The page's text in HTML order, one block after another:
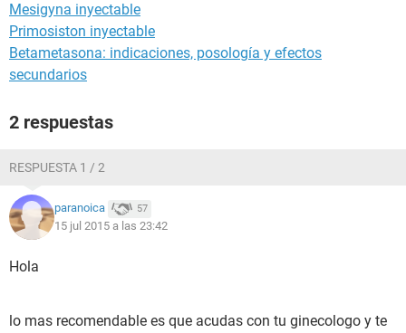
Mesigyna inyectable
Primosiston inyectable
Betametasona: indicaciones, posología y efectos
secundarios
2 respuestas
RESPUESTA 1 / 2
paranoica 57
15 jul 2015 a las 23:42
Hola
lo mas recomendable es que acudas con tu ginecologo y te